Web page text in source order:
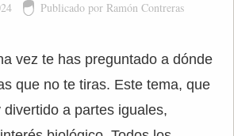
Publicado por Ramón Contreras
vez te has preguntado a dónde
que no te tiras. Este tema, que
a partes iguales,